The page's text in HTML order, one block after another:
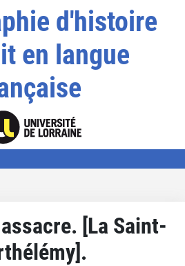
d'histoire
en langue
[La Saint-